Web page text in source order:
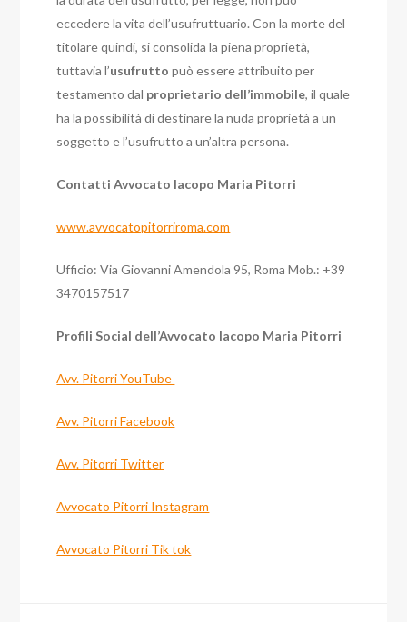
eccedere la vita dell’usufruttuario. Con la morte del
titolare quindi, si consolida la piena proprietà,
tuttavia l’usufrutto può essere attribuito per
testamento dal proprietario dell’immobile, il quale
ha la possibilità di destinare la nuda proprietà a un
soggetto e l’usufrutto a un’altra persona.
Contatti Avvocato Iacopo Maria Pitorri
www.avvocatopitorriroma.com
Ufficio: Via Giovanni Amendola 95, Roma Mob.: +39
3470157517
Profili Social dell’Avvocato Iacopo Maria Pitorri
Avv. Pitorri YouTube
Avv. Pitorri Facebook
Avv. Pitorri Twitter
Avvocato Pitorri Instagram
Avvocato Pitorri Tik tok